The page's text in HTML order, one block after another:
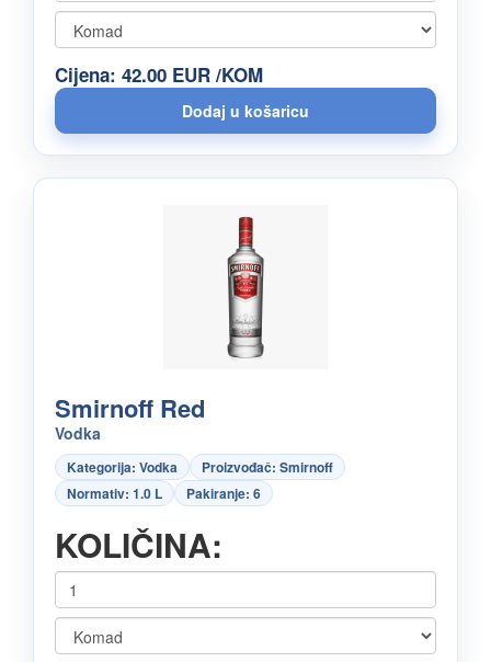
Cijena: 42.00 EUR /KOM
Smirnoff Red
Vodka
Kategorija: Vodka
Proizvođač: Smirnoff
Normativ: 1.0 L
Pakiranje: 6
KOLIČINA: